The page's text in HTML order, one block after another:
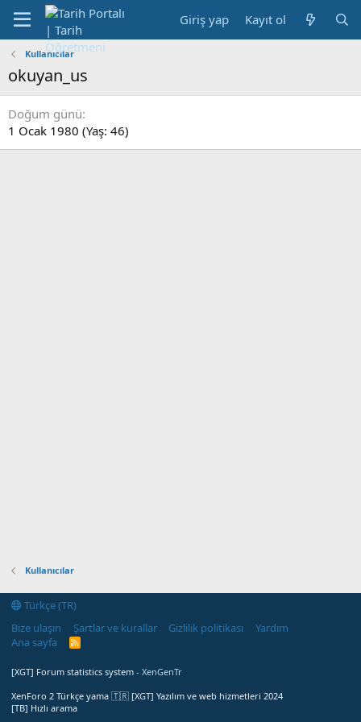
Giriş yap Kayıt ol
Kullanıcılar
okuyan_us
Doğum günü
1 Ocak 1980 (Yaş: 46)
Kullanıcılar
Türkçe (TR)
Bize ulaşın
Şartlar ve kurallar Gizlilik politikası
Yardım
Ana sayfa
R
[XGT] Forum statistics system - XenGenTr
XenForo 2 Türkçe yama 🇹🇷 [XGT] Yazılım ve web hizmetleri 2024
[TB] Hızlı arama